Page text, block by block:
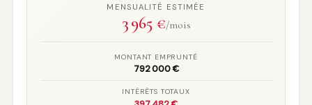
MENSUALITÉ ESTIMÉE
3 965 €/mois
MONTANT EMPRUNTÉ
792 000 €
INTÉRÊTS TOTAUX